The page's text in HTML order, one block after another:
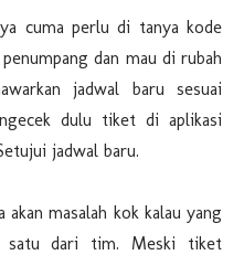
cuma perlu di tanya kode
dan mau di rubah
jadwal baru sesuai
dulu tiket di aplikasi
jadwal baru.
masalah kok kalau yang
satu dari tim. Meski tiket